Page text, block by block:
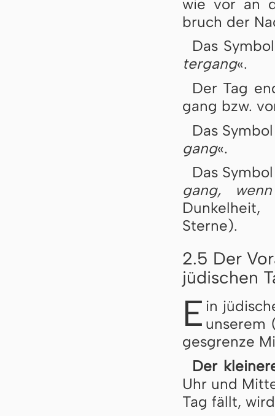
wie vor an
bruch der
Das
ter­gang«.
Der Tag
gang bzw.
Das
gang«.
Das
gang,
Sterne).
2.5 Der
jüdischen
E in
un­se­rem
ges­gren­ze
Der
Uhr und
Tag fällt,